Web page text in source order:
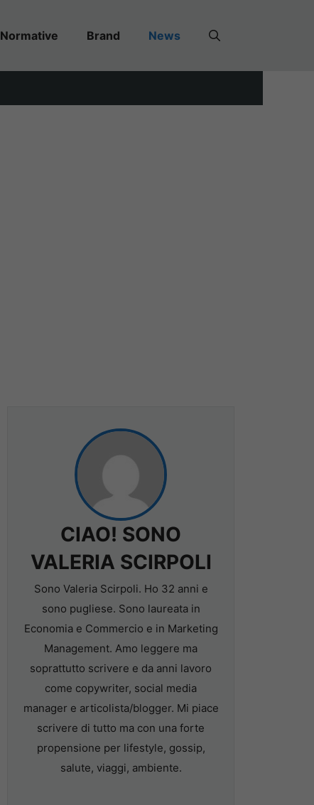
Normative Brand News
CIAO! SONO
VALERIA SCIRPOLI
Sono Valeria Scirpoli. Ho 32 anni e
sono pugliese. Sono laureata in
Economia e Commercio e in Marketing
Management. Amo leggere ma
soprattutto scrivere e da anni lavoro
come copywriter, social media
manager e articolista/blogger. Mi piace
scrivere di tutto ma con una forte
propensione per lifestyle, gossip,
salute, viaggi, ambiente.